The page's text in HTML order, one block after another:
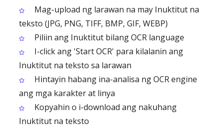
Mag-upload ng larawan na may Inuktitut na
teksto (JPG, PNG, TIFF, BMP, GIF, WEBP)
Piliin ang Inuktitut bilang OCR language
I-click ang 'Start OCR' para kilalanin ang
Inuktitut na teksto sa larawan
Hintayin habang ina-analisa ng OCR engine
ang mga karakter at linya
Kopyahin o i-download ang nakuhang
Inuktitut na teksto